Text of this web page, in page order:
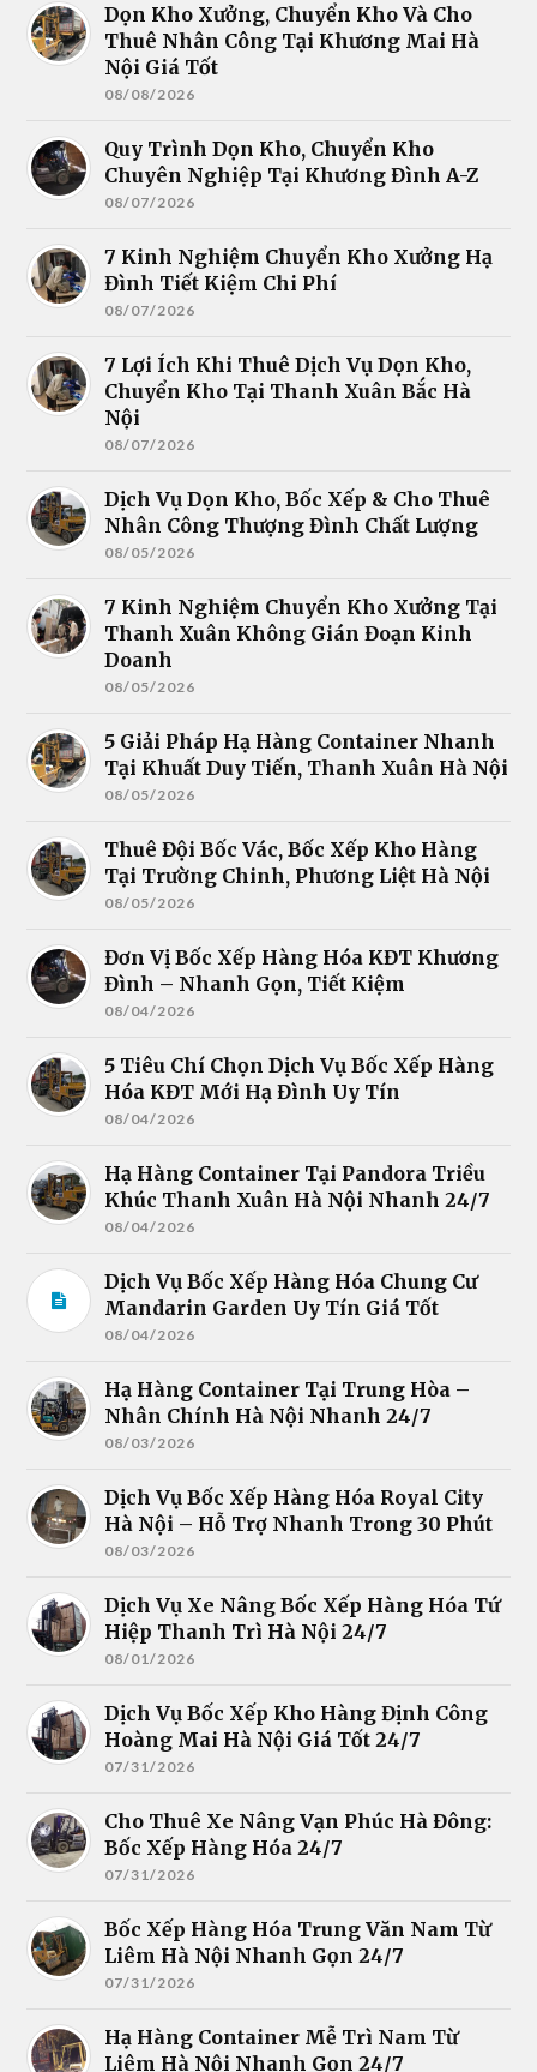
Dọn Kho Xưởng, Chuyển Kho Và Cho
Thuê Nhân Công Tại Khương Mai Hà
Nội Giá Tốt
08/08/2026
Quy Trình Dọn Kho, Chuyển Kho
Chuyên Nghiệp Tại Khương Đình A-Z
08/07/2026
7 Kinh Nghiệm Chuyển Kho Xưởng Hạ
Đình Tiết Kiệm Chi Phí
08/07/2026
7 Lợi Ích Khi Thuê Dịch Vụ Dọn Kho,
Chuyển Kho Tại Thanh Xuân Bắc Hà
Nội
08/07/2026
Dịch Vụ Dọn Kho, Bốc Xếp & Cho Thuê
Nhân Công Thượng Đình Chất Lượng
08/05/2026
7 Kinh Nghiệm Chuyển Kho Xưởng Tại
Thanh Xuân Không Gián Đoạn Kinh
Doanh
08/05/2026
5 Giải Pháp Hạ Hàng Container Nhanh
Tại Khuất Duy Tiến, Thanh Xuân Hà Nội
08/05/2026
Thuê Đội Bốc Vác, Bốc Xếp Kho Hàng
Tại Trường Chinh, Phương Liệt Hà Nội
08/05/2026
Đơn Vị Bốc Xếp Hàng Hóa KĐT Khương
Đình – Nhanh Gọn, Tiết Kiệm
08/04/2026
5 Tiêu Chí Chọn Dịch Vụ Bốc Xếp Hàng
Hóa KĐT Mới Hạ Đình Uy Tín
08/04/2026
Hạ Hàng Container Tại Pandora Triều
Khúc Thanh Xuân Hà Nội Nhanh 24/7
08/04/2026
Dịch Vụ Bốc Xếp Hàng Hóa Chung Cư
Mandarin Garden Uy Tín Giá Tốt
08/04/2026
Hạ Hàng Container Tại Trung Hòa –
Nhân Chính Hà Nội Nhanh 24/7
08/03/2026
Dịch Vụ Bốc Xếp Hàng Hóa Royal City
Hà Nội – Hỗ Trợ Nhanh Trong 30 Phút
08/03/2026
Dịch Vụ Xe Nâng Bốc Xếp Hàng Hóa Tứ
Hiệp Thanh Trì Hà Nội 24/7
08/01/2026
Dịch Vụ Bốc Xếp Kho Hàng Định Công
Hoàng Mai Hà Nội Giá Tốt 24/7
07/31/2026
Cho Thuê Xe Nâng Vạn Phúc Hà Đông:
Bốc Xếp Hàng Hóa 24/7
07/31/2026
Bốc Xếp Hàng Hóa Trung Văn Nam Từ
Liêm Hà Nội Nhanh Gọn 24/7
07/31/2026
Hạ Hàng Container Mễ Trì Nam Từ
Liêm Hà Nội Nhanh Gọn 24/7